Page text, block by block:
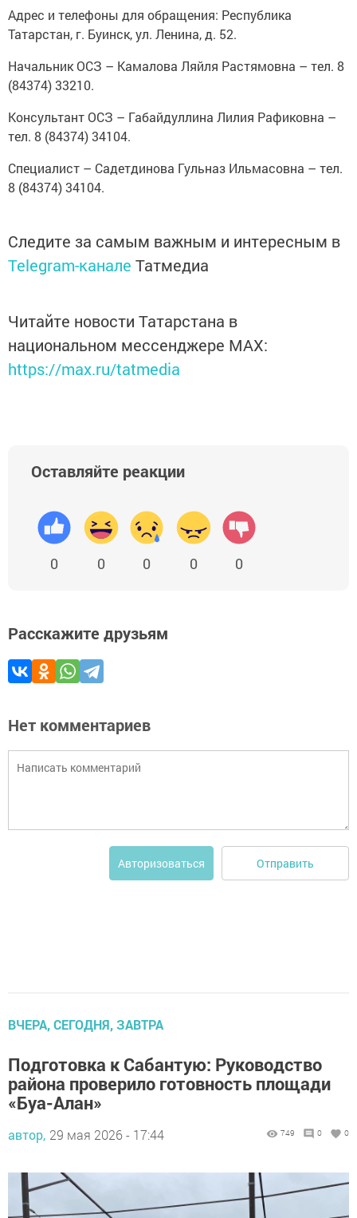
Адрес и телефоны для обращения: Республика
Татарстан, г. Буинск, ул. Ленина, д. 52.
Начальник ОСЗ – Камалова Ляйля Растямовна – тел. 8
(84374) 33210.
Консультант ОСЗ – Габайдуллина Лилия Рафиковна –
тел. 8 (84374) 34104.
Специалист – Садетдинова Гульназ Ильмасовна – тел.
8 (84374) 34104.
Следите за самым важным и интересным в
Telegram-канале Татмедиа
Читайте новости Татарстана в
национальном мессенджере MАХ:
https://max.ru/tatmedia
Оставляйте реакции
0 0 0 0 0
Расскажите друзьям
Нет комментариев
Авторизоваться Отправить
ВЧЕРА, СЕГОДНЯ, ЗАВТРА
Подготовка к Сабантую: Руководство
района проверило готовность площади
«Буа-Алан»
автор, 29 мая 2026 - 17:44 749 0 0